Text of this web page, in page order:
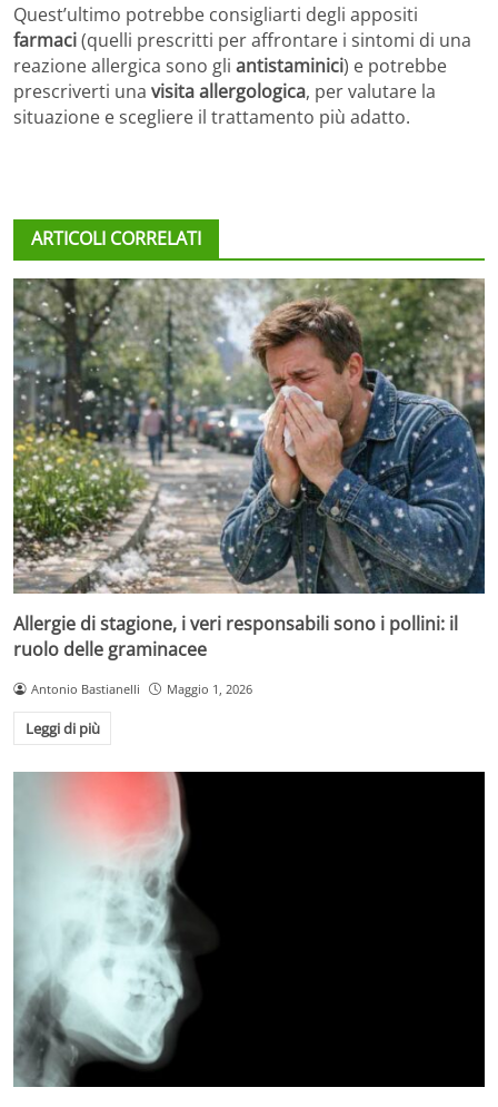
Quest’ultimo potrebbe consigliarti degli appositi
farmaci(quelli prescritti per affrontare i sintomi di una
reazione allergica sono gli antistaminici) e potrebbe
prescriverti una visita allergologica, per valutare la
situazione e scegliere il trattamento più adatto.
ARTICOLI CORRELATI
Allergie di stagione, i veri responsabili sono i pollini: il
ruolo delle graminacee
Antonio Bastianelli Maggio 1, 2026
Leggi di più